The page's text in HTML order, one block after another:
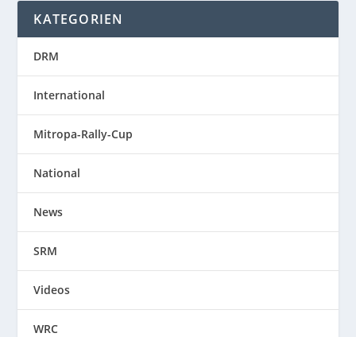
KATEGORIEN
DRM
International
Mitropa-Rally-Cup
National
News
SRM
Videos
WRC